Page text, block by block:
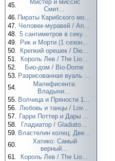
45.
Мистер и миссис
Смит...
46. Пираты Карибского мо...
47. Человек-муравей / An...
48. 5 сантиметров в секу...
49.
Рик и Морти (1 сезон...
50.
Крепкий орешек / Die...
51.
Король Лев / The Lio...
52.
Био-дом / Bio-Dome
53. Разрисованная вуаль ...
54.
Малефисента:
Владычи...
55. Волчица и Пряности 1...
56. Любовь и танцы / Lov...
57. Гарри Поттер и Дары ...
58.
Гладиатор / Gladiato...
59. Властелин колец: Две...
60.
Хатико: Самый
верный...
61.
Король Лев / The Lio...